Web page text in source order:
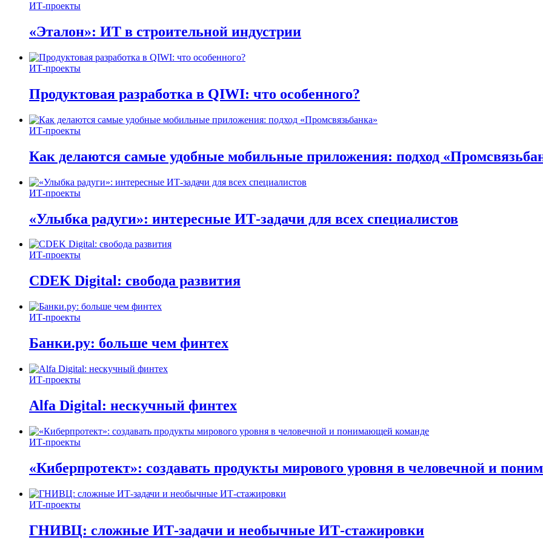
ИТ-проекты
«Эталон»: ИТ в строительной индустрии
ИТ-проекты
Продуктовая разработка в QIWI: что особенного?
ИТ-проекты
Как делаются самые удобные мобильные приложения: подход
ИТ-проекты
«Улыбка радуги»: интересные ИТ-задачи для всех специалистов
ИТ-проекты
CDEK Digital: свобода развития
ИТ-проекты
Банки.ру: больше чем финтех
ИТ-проекты
Alfa Digital: нескучный финтех
ИТ-проекты
«Киберпротект»: создавать продукты мирового уровня в человечной и
ИТ-проекты
ГНИВЦ: сложные ИТ‑задачи и необычные ИТ‑стажировки